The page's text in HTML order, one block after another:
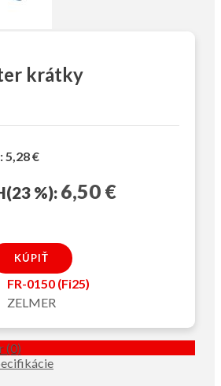
krátky
5,28 €
%): 6,50 €
FR-0150 (Fi25)
ZELMER
(0)